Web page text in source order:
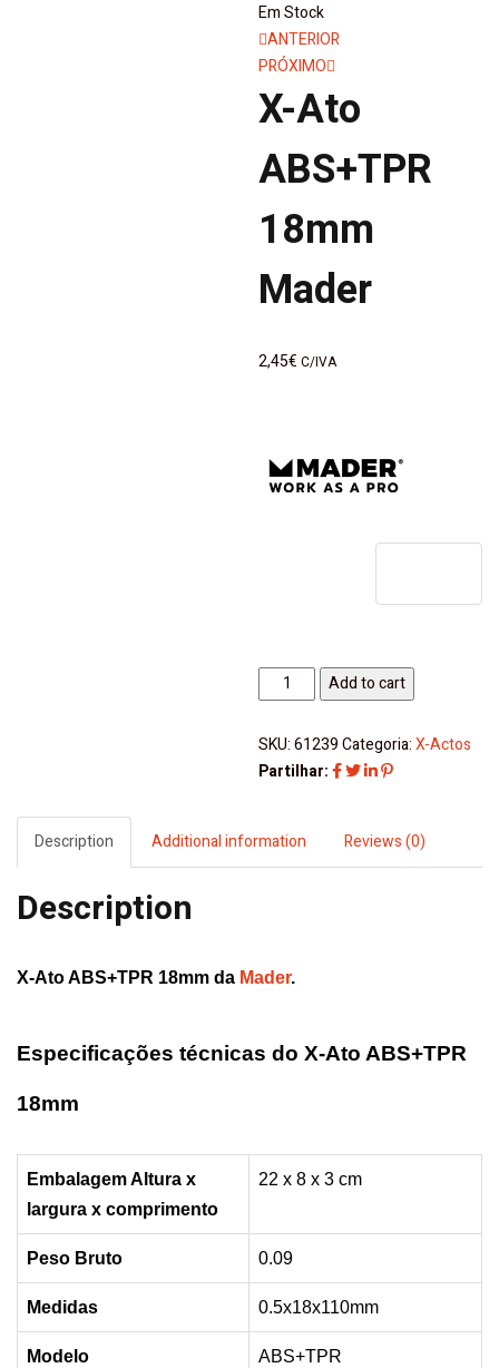
Em Stock
Navegação
de
artigos
ANTERIOR
PRÓXIMO
X-Ato
ABS+TPR
18mm
Mader
2,45€ C/IVA
Ato
ABS+TPR
18mm
Add to cart
SKU:61239 Categoria: X-Actos
Partilhar:
Description Additional information Reviews (0)
Description
X-Ato ABS+TPR 18mm da Mader.
Especificações técnicas do X-Ato ABS+TPR
18mm
Embalagem Altura x
largura x comprimento
22 x 8 x 3 cm
Peso Bruto 0.09
Medidas 0.5x18x110mm
Modelo ABS+TPR